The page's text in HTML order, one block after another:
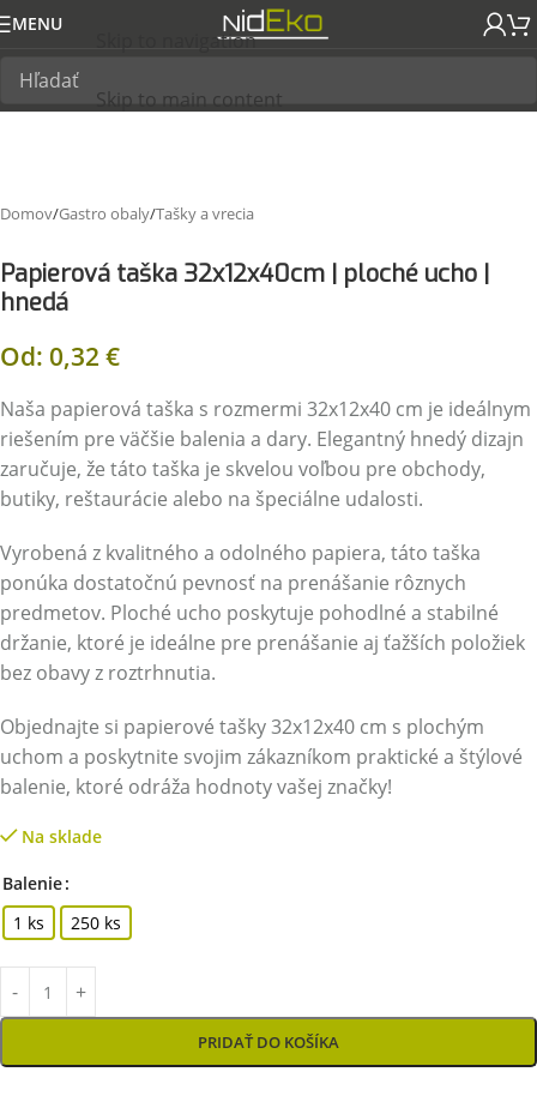
Skip to navigation
Skip to main content
MENU
Domov/Gastro obaly/Tašky a vrecia
Papierová taška 32x12x40cm | ploché ucho |
hnedá
Od: 0,32 €
Naša papierová taška s rozmermi 32x12x40 cm je ideálnym
riešením pre väčšie balenia a dary. Elegantný hnedý dizajn
zaručuje, že táto taška je skvelou voľbou pre obchody,
butiky, reštaurácie alebo na špeciálne udalosti.
Vyrobená z kvalitného a odolného papiera, táto taška
ponúka dostatočnú pevnosť na prenášanie rôznych
predmetov. Ploché ucho poskytuje pohodlné a stabilné
držanie, ktoré je ideálne pre prenášanie aj ťažších položiek
bez obavy z roztrhnutia.
Objednajte si papierové tašky 32x12x40 cm s plochým
uchom a poskytnite svojim zákazníkom praktické a štýlové
balenie, ktoré odráža hodnoty vašej značky!
Na sklade
Balenie
1 ks
250 ks
PRIDAŤ DO KOŠÍKA